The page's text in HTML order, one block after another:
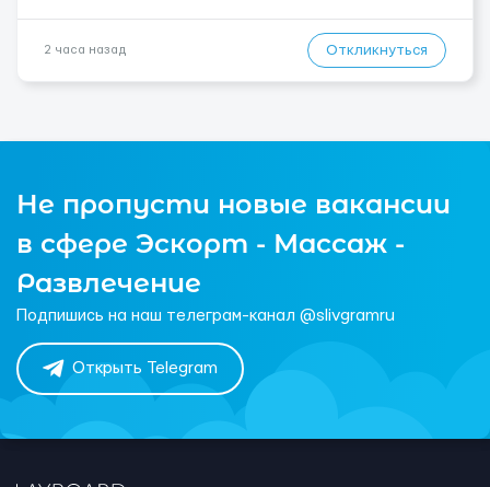
2 часа назад Откликнуться
Не пропусти новые вакансии
в сфере Эскорт - Массаж -
Развлечение
Подпишись на наш телеграм-канал @slivgramru
Открыть Telegram